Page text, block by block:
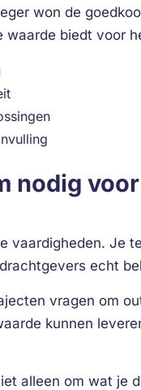
won de
waarde biedt voor
nodig
vaardigheden. Je
echt
vragen om
kunnen
alleen om wat je